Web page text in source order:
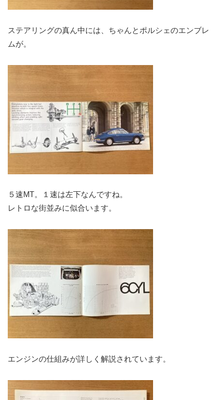
ステアリングの真ん中には、ちゃんとポルシェのエンブレ
ムが。
５速MT。１速は左下なんですね。
レトロな街並みに似合います。
エンジンの仕組みが詳しく解説されています。